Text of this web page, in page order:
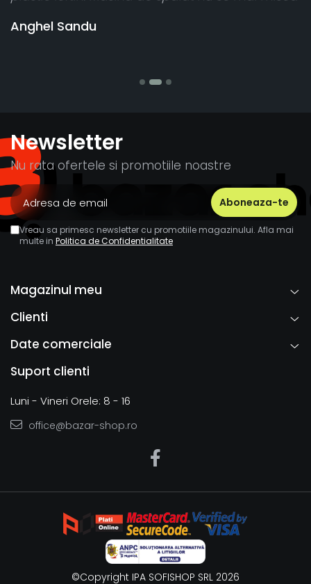
Newsletter
Nu rata ofertele si promotiile noastre
Vreau sa primesc newsletter cu promotiile magazinului. Afla mai
multe in Politica de Confidentialitate
Magazinul meu
Clienti
Date comerciale
Suport clienti
Luni - Vineri Orele: 8 - 16
office@bazar-shop.ro
©Copyright IPA SOFISHOP SRL 2026